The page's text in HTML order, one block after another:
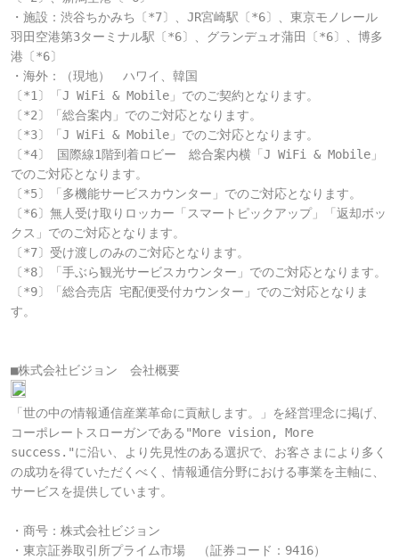
・施設：渋谷ちかみち〔*7〕、JR宮崎駅〔*6〕、東京モノレール
羽田空港第3ターミナル駅〔*6〕、グランデュオ蒲田〔*6〕、博多
港〔*6〕
・海外：（現地）　ハワイ、韓国
〔*1〕「J WiFi & Mobile」でのご契約となります。
〔*2〕「総合案内」でのご対応となります。
〔*3〕「J WiFi & Mobile」でのご対応となります。
〔*4〕 国際線1階到着ロビー　総合案内横「J WiFi & Mobile」
でのご対応となります。
〔*5〕「多機能サービスカウンター」でのご対応となります。
〔*6〕無人受け取りロッカー「スマートピックアップ」「返却ボッ
クス」でのご対応となります。
〔*7〕受け渡しのみのご対応となります。
〔*8〕「手ぶら観光サービスカウンター」でのご対応となります。
〔*9〕「総合売店 宅配便受付カウンター」でのご対応となりま
す。
■株式会社ビジョン　会社概要
「世の中の情報通信産業革命に貢献します。」を経営理念に掲げ、
コーポレートスローガンである"More vision, More
success."に沿い、より先見性のある選択で、お客さまにより多く
の成功を得ていただくべく、情報通信分野における事業を主軸に、
サービスを提供しています。
・商号：株式会社ビジョン
・東京証券取引所プライム市場　（証券コード：9416）